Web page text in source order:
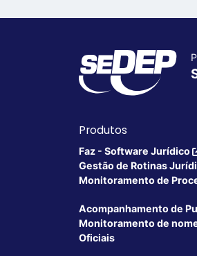
Produtos
Faz - Software Jurídico
Gestão de Rotinas
Monitoramento de
Acompanhamento de
Monitoramento de
Oficiais